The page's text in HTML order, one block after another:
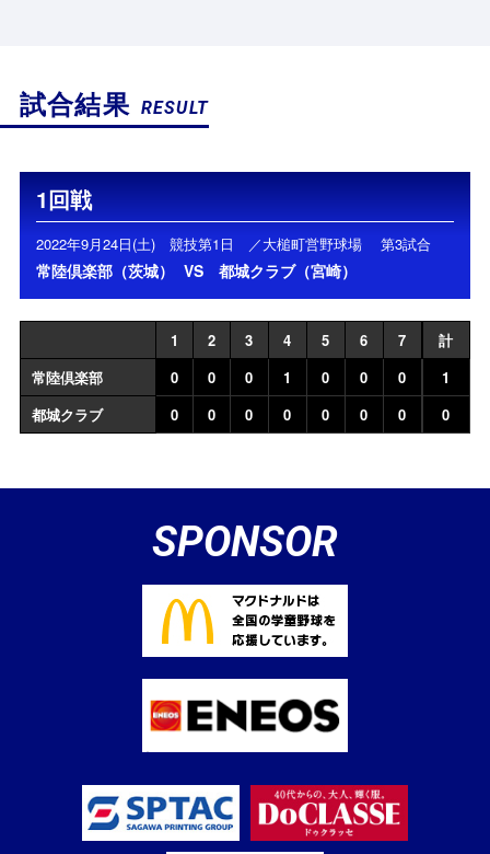
試合結果 RESULT
1回戦
2022年9月24日(土) 競技第1日 ／大槌町営野球場 第3試合
常陸倶楽部（茨城） VS 都城クラブ（宮崎）
1 2 3 4 5 6 7
計
常陸倶楽部
0 0 0 1 0 0 0
1
都城クラブ
0 0 0 0 0 0 0 0
SPONSOR